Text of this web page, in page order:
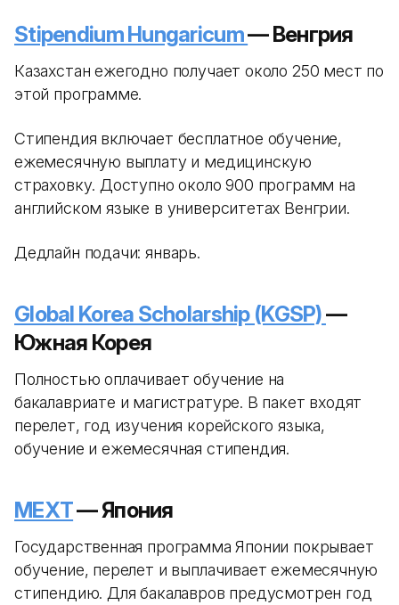
Stipendium Hungaricum— Венгрия
Казахстан ежегодно получает около 250 мест по
этой программе.
Стипендия включает бесплатное обучение,
ежемесячную выплату и медицинскую
страховку. Доступно около 900 программ на
английском языке в университетах Венгрии.
Дедлайн подачи: январь.
Global Korea Scholarship (KGSP)—
Южная Корея
Полностью оплачивает обучение на
бакалавриате и магистратуре. В пакет входят
перелет, год изучения корейского языка,
обучение и ежемесячная стипендия.
MEXT— Япония
Государственная программа Японии покрывает
обучение, перелет и выплачивает ежемесячную
стипендию. Для бакалавров предусмотрен год